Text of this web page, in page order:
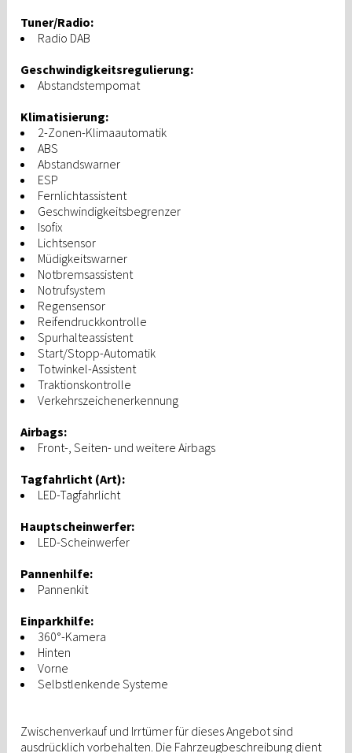
Tuner/Radio:
Radio DAB
Geschwindigkeitsregulierung:
Abstandstempomat
Klimatisierung:
2-Zonen-Klimaautomatik
ABS
Abstandswarner
ESP
Fernlichtassistent
Geschwindigkeitsbegrenzer
Isofix
Lichtsensor
Müdigkeitswarner
Notbremsassistent
Notrufsystem
Regensensor
Reifendruckkontrolle
Spurhalteassistent
Start/Stopp-Automatik
Totwinkel-Assistent
Traktionskontrolle
Verkehrszeichenerkennung
Airbags:
Front-, Seiten- und weitere Airbags
Tagfahrlicht (Art):
LED-Tagfahrlicht
Hauptscheinwerfer:
LED-Scheinwerfer
Pannenhilfe:
Pannenkit
Einparkhilfe:
360°-Kamera
Hinten
Vorne
Selbstlenkende Systeme
Zwischenverkauf und Irrtümer für dieses Angebot sind
ausdrücklich vorbehalten. Die Fahrzeugbeschreibung dient